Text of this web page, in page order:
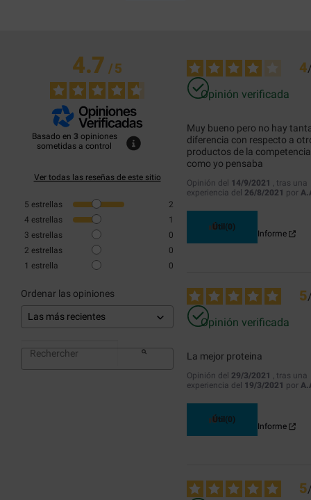
4.7/5
Basado en 3 opiniones
sometidas a control
Ver todas las reseñas de este sitio
5 estrellas
2
4 estrellas
1
3 estrellas
0
2 estrellas
0
1 estrella 0
Ordenar las opiniones
4
Opinión verificada
Muy bueno pero no hay
diferencia con respecto a
productos de la competencia
como yo pensaba
Opinión del 14/9/2021 , tras una
experiencia del 26/8/2021 por
Útil(0)
Informe
5
Opinión verificada
La mejor proteina
Opinión del 29/3/2021 , tras una
experiencia del 19/3/2021 por
Útil(0)
Informe
5